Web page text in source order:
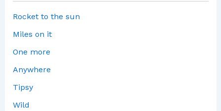
Rocket to the sun
Miles on it
One more
Anywhere
Tipsy
Wild